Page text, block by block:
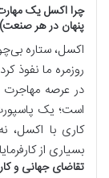
چرا اکسل یک
پنهان در هر صنعت)
اکسل، ستاره
روزمره ما نفوذ
در عرصه مهاجرت
است؛ یک
کاری با اکسل،
بسیاری از
تقاضای جهانی و